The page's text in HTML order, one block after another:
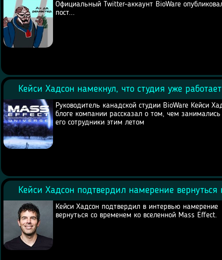
Официальный Twitter-аккаунт BioWare
пост...
Кейси Хадсон намекнул, что студия уже
Руководитель канадской студии BioWare Кейси
блоге компании рассказал о том, чем
его сотрудники этим летом
Кейси Хадсон подтвердил намерение вернуться
Кейси Хадсон подтвердил в интервью намерение
вернуться со временем ко вселенной Mass Effect.